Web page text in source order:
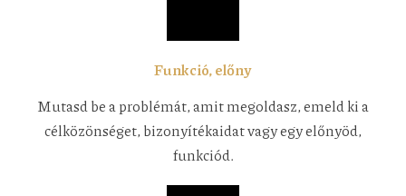
Funkció, előny
Mutasd be a problémát, amit megoldasz, emeld ki a
célközönséget, bizonyítékaidat vagy egy előnyöd,
funkciód.